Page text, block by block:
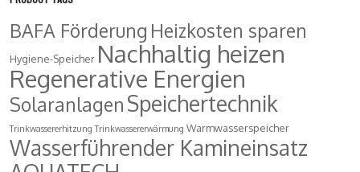
BAFA Förderung Heizkosten sparen
Hygiene-Speicher Nachhaltig heizen
Regenerative Energien
Solaranlagen Speichertechnik
Trinkwassererhitzung Trinkwassererwärmung Warmwasserspeicher
Wasserführender Kamineinsatz